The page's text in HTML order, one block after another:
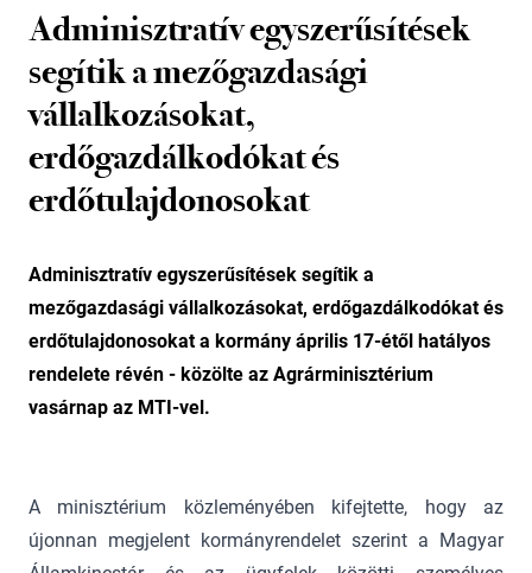
Adminisztratív egyszerűsítések
segítik a mezőgazdasági
vállalkozásokat,
erdőgazdálkodókat és
erdőtulajdonosokat
Adminisztratív egyszerűsítések segítik a
mezőgazdasági vállalkozásokat, erdőgazdálkodókat és
erdőtulajdonosokat a kormány április 17-étől hatályos
rendelete révén - közölte az Agrárminisztérium
vasárnap az MTI-vel.
A minisztérium közleményében kifejtette, hogy az
újonnan megjelent kormányrendelet szerint a Magyar